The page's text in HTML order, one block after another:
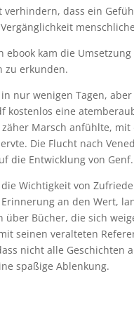
dass ein
ebook kam die
zu erkunden.
nur wenigen Tagen,
kostenlos eine
Marsch anfühlte,
Die Flucht nach
die Entwicklung von Genf.
Wichtigkeit von
an den Wert,
über Bücher, die sich
seinen veralteten
nicht alle Geschichten
spaßige Ablenkung.